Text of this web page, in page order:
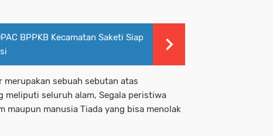
BPPKB Kecamatan Saketi Siap
merupakan sebuah sebutan atas
meliputi seluruh alam, Segala peristiwa
maupun manusia Tiada yang bisa menolak